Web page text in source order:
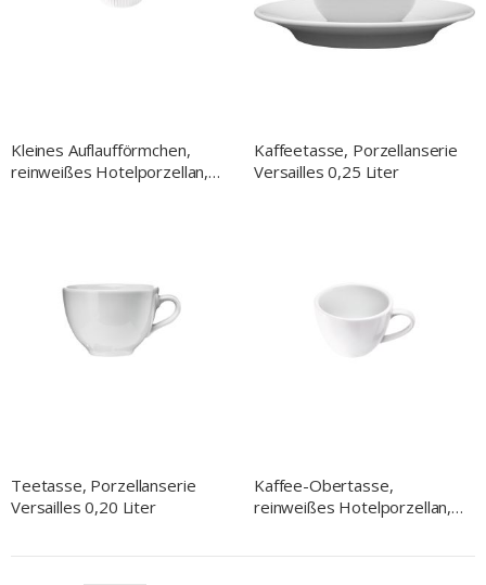
Kleines Auflaufförmchen,
reinweißes Hotelporzellan,
Kaffeetasse, Porzellanserie
Versailles 0,25 Liter
Teetasse, Porzellanserie
Versailles 0,20 Liter
Kaffee-Obertasse,
reinweißes Hotelporzellan,